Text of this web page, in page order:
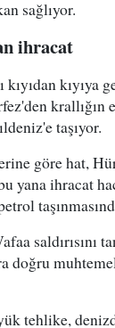
sağlıyor.
ihracat
kıyıya
taşıyor.
göre hat,
yana ihracat
saldırısını
doğru
tehlike,